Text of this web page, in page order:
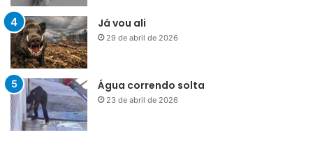
Já vou ali
29 de abril de 2026
Água correndo solta
23 de abril de 2026